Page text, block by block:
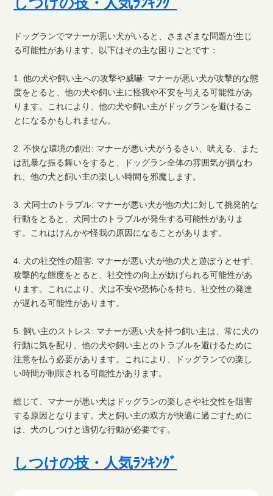
ドッグランでマナーが悪い犬がいると、さまざまな問題が生じ
る可能性があります。以下はその主な困りごとです：
1. 他の犬や飼い主への攻撃や威嚇: マナーが悪い犬が攻撃的な態
度をとると、他の犬や飼い主に怪我や不安を与える可能性があ
ります。これにより、他の犬や飼い主がドッグランを避けるこ
とになるかもしれません。
2. 不快な環境の創出: マナーが悪い犬がうるさい、吠える、また
は乱暴な振る舞いをすると、ドッグラン全体の雰囲気が損なわ
れ、他の犬と飼い主の楽しい時間を邪魔します。
3. 犬同士のトラブル: マナーが悪い犬が他の犬に対して挑発的な
行動をとると、犬同士のトラブルが発生する可能性がありま
す。これはけんかや怪我の原因になることがあります。
4. 犬の社交性の阻害: マナーが悪い犬が他の犬と遊ぼうとせず、
攻撃的な態度をとると、社交性の向上が妨げられる可能性があ
ります。これにより、犬は不安や恐怖心を持ち、社交性の発達
が遅れる可能性があります。
5. 飼い主のストレス: マナーが悪い犬を持つ飼い主は、常に犬の
行動に気を配り、他の犬や飼い主とのトラブルを避けるために
注意を払う必要があります。これにより、ドッグランでの楽し
い時間が制限される可能性があります。
総じて、マナーが悪い犬はドッグランの楽しさや社交性を阻害
する原因となります。犬と飼い主の双方が快適に過ごすために
は、犬のしつけと適切な行動が必要です。
しつけの技・人気ﾗﾝｷﾝｸﾞ